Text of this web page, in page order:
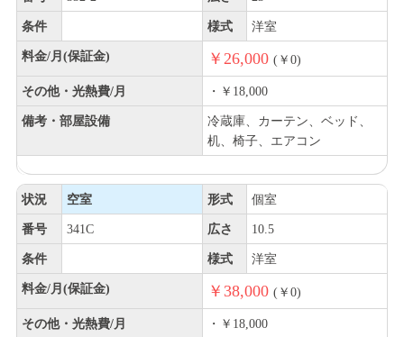
条件 様式 洋室
料金/月(保証金) ￥26,000 (￥0)
その他・光熱費/月 ・￥18,000
備考・部屋設備
冷蔵庫、カーテン、ベッド、
机、椅子、エアコン
状況 空室 形式 個室
番号 341C 広さ 10.5
条件 様式 洋室
料金/月(保証金) ￥38,000 (￥0)
その他・光熱費/月 ・￥18,000